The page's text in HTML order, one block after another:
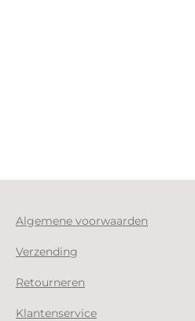
Algemene voorwaarden
Verzending
Retourneren
Klantenservice